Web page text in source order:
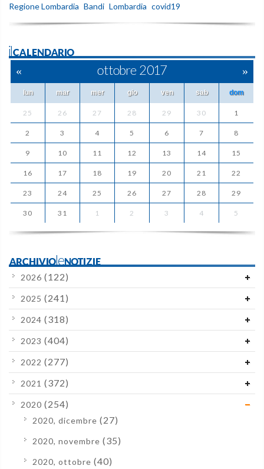
Regione Lombardia Bandi Lombardia covid19
ilCALENDARIO
« ottobre 2017 »
lun mar mer gio ven sab dom
25 26 27 28 29 30 1
2 3 4 5 6 7 8
9 10 11 12 13 14 15
16 17 18 19 20 21 22
23 24 25 26 27 28 29
30 31 1 2 3 4 5
ARCHIVIOleNOTIZIE
2026 (122)
2025 (241)
2024 (318)
2023 (404)
2022 (277)
2021 (372)
2020 (254)
2020, dicembre (27)
2020, novembre (35)
2020, ottobre (40)